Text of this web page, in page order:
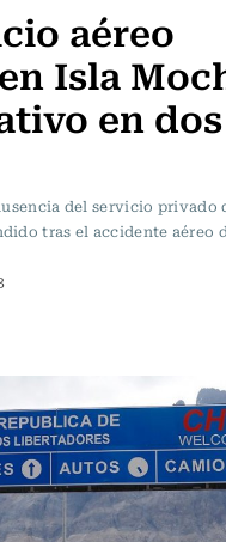
aéreo
Isla
en dos
del servicio privado
tras el accidente aéreo